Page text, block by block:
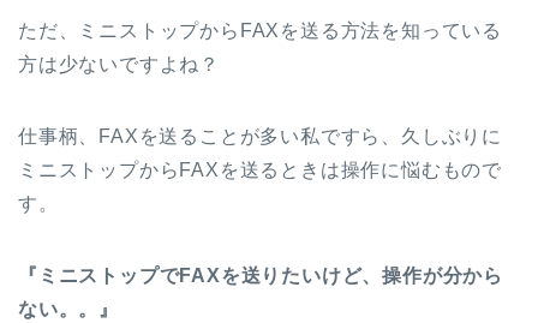
ただ、ミニストップからFAXを送る方法を知っている
方は少ないですよね？
仕事柄、FAXを送ることが多い私ですら、久しぶりに
ミニストップからFAXを送るときは操作に悩むもので
す。
『ミニストップでFAXを送りたいけど、操作が分から
ない。。』